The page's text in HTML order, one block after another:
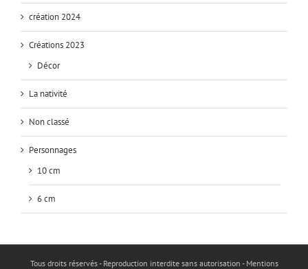
création 2024
Créations 2023
Décor
La nativité
Non classé
Personnages
10 cm
6 cm
Tous droits réservés - Reproduction interdite sans autorisation - Mentions